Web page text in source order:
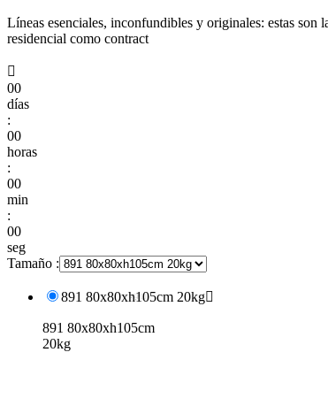
Líneas esenciales, inconfundibles y originales: estas son
residencial como contract

00
días
:
00
horas
:
00
min
:
00
seg
Tamaño :
891 80x80xh105cm 20kg
891 80x80xh105cm
20kg